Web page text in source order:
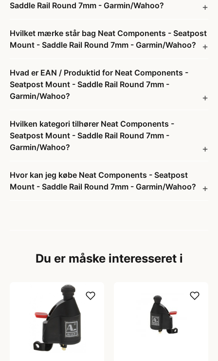
Saddle Rail Round 7mm - Garmin/Wahoo?
Hvilket mærke står bag Neat Components - Seatpost
Mount - Saddle Rail Round 7mm - Garmin/Wahoo?
Hvad er EAN / Produktid for Neat Components -
Seatpost Mount - Saddle Rail Round 7mm -
Garmin/Wahoo?
Hvilken kategori tilhører Neat Components -
Seatpost Mount - Saddle Rail Round 7mm -
Garmin/Wahoo?
Hvor kan jeg købe Neat Components - Seatpost
Mount - Saddle Rail Round 7mm - Garmin/Wahoo?
Du er måske interesseret i